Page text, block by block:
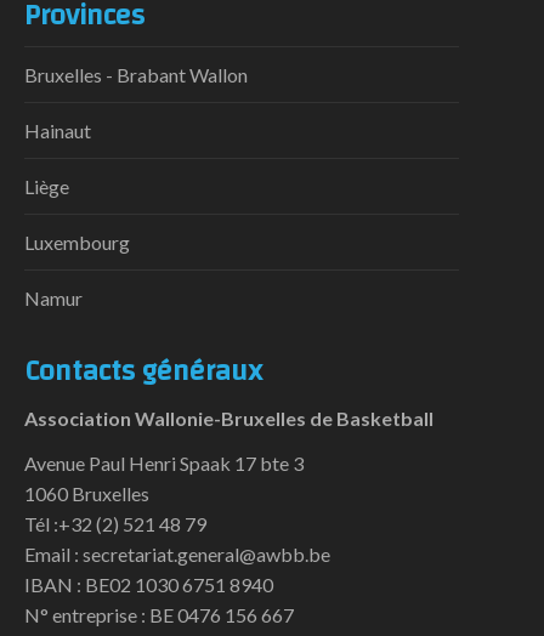
Provinces
Bruxelles - Brabant Wallon
Hainaut
Liège
Luxembourg
Namur
Contacts généraux
Association Wallonie-Bruxelles de Basketball
Avenue Paul Henri Spaak 17 bte 3
1060 Bruxelles
Tél :+32 (2) 521 48 79
Email : secretariat.general@awbb.be
IBAN : BE02 1030 6751 8940
N° entreprise : BE 0476 156 667